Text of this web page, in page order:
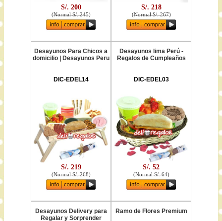
S/. 200
(Normal S/. 245)
S/. 218
(Normal S/. 267)
Desayunos Para Chicos a
domicilio | Desayunos Peru
DIC-EDEL14
S/. 219
(Normal S/. 268)
Desayunos lima Perú -
Regalos de Cumpleaños
DIC-EDEL03
S/. 52
(Normal S/. 64)
Desayunos Delivery para
Regalar y Sorprender
Ramo de Flores Premium